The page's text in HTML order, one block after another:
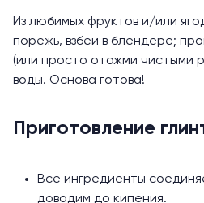
Из любимых фруктов и/или
порежь, взбей в блендере;
(или просто отожми чистыми
воды. Основа готова!
Приготовление
Все ингредиенты
доводим до кипения.